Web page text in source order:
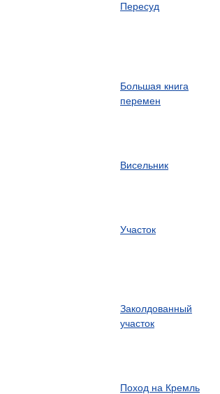
Пересуд
Большая книга
перемен
Висельник
Участок
Заколдованный
участок
Поход на Кремль